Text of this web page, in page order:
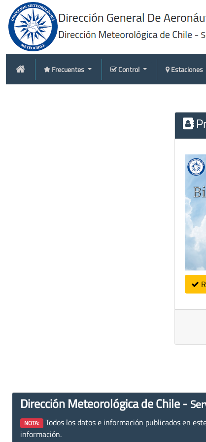
Frecuentes Control Estaciones
Dirección Meteorológica de Chile -
NOTA: Todos los datos e información publicados en
información.